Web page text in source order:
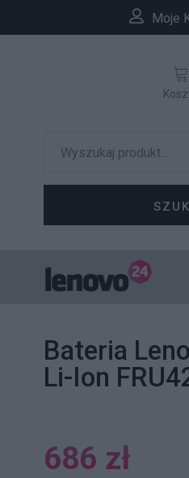
Moje
Bateria
Li-Ion
686 zł